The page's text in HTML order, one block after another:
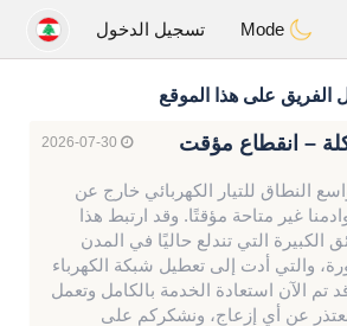
Animour تسجيل الدخول
الفريق على هذا الموقع
– انقطاع مؤقت
النطاق للتيار الكهربائي خارج عن
غير متاحة مؤقتًا. وقد ارتبط هذا
الكبيرة التي تندلع حاليًا في المدن
والتي أدت إلى تعطيل شبكة الكهرباء
تم الآن استعادة الخدمة بالكامل وتعمل
عن أي إزعاج، ونشكركم على